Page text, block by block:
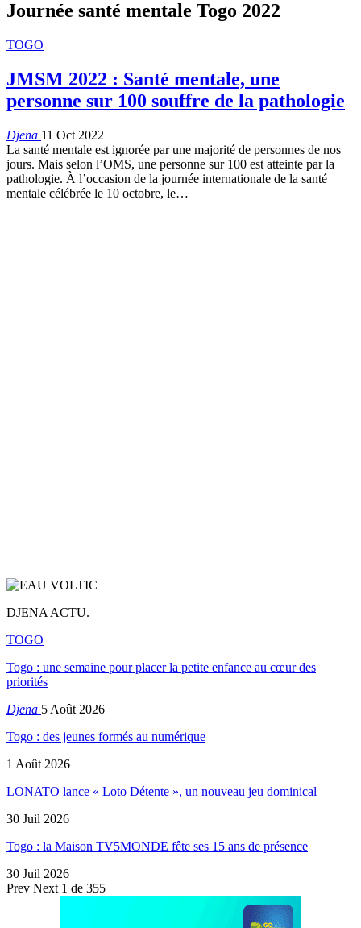
Journée santé mentale Togo 2022
TOGO
JMSM 2022 : Santé mentale, une
personne sur 100 souffre de la pathologie
Djena 11 Oct 2022
La santé mentale est ignorée par une majorité de personnes de nos
jours. Mais selon l’OMS, une personne sur 100 est atteinte par la
pathologie. À l’occasion de la journée internationale de la santé
mentale célébrée le 10 octobre, le…
DJENA ACTU.
TOGO
Togo : une semaine pour placer la petite enfance au cœur des
priorités
Djena 5 Août 2026
Togo : des jeunes formés au numérique
1 Août 2026
LONATO lance « Loto Détente », un nouveau jeu dominical
30 Juil 2026
Togo : la Maison TV5MONDE fête ses 15 ans de présence
30 Juil 2026
Prev Next 1 de 355